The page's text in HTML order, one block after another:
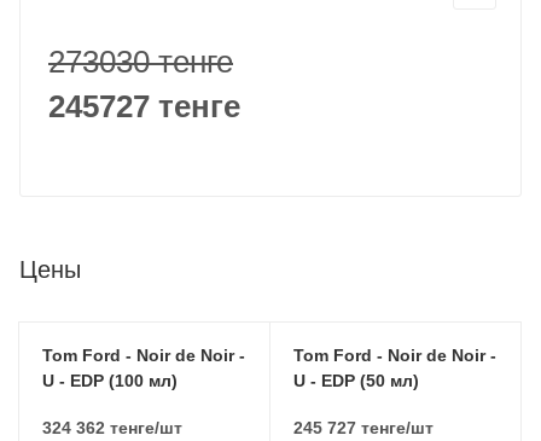
273030 тенге
245727 тенге
Цены
Tom Ford - Noir de Noir -
U - EDP (100 мл)
324 362 тенге/шт
Tom Ford - Noir de Noir -
U - EDP (50 мл)
245 727 тенге/шт